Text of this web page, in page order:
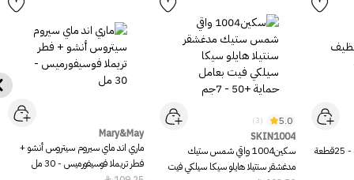
5.0
(3)
SKIN1004
سكين1004 واقي شمس ستيك
مدغشقر سنتيلا هايلو سيكا سيلكي فيت
Mary&May
ماري اند ماي سيروم سيتروس أنشو +
فطر تريملا فوسيفورميس - 30 مل